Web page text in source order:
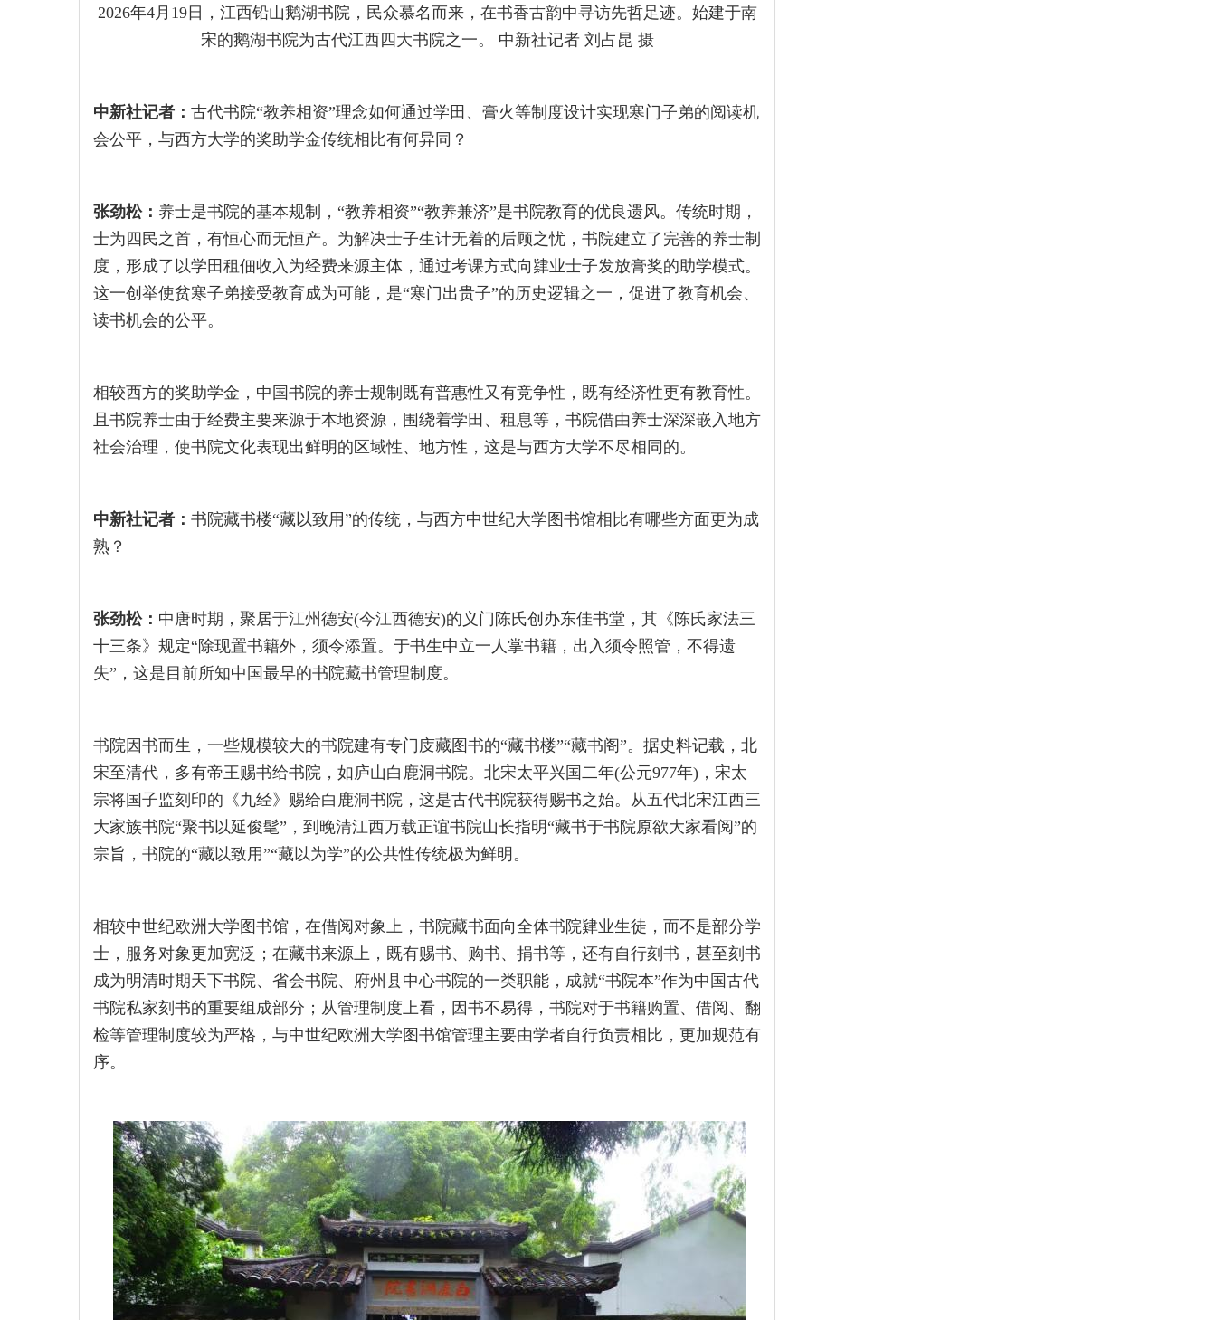
2026年4月19日，江西铅山鹅湖书院，民众慕名而来，在书香古韵中寻访先哲足迹。始建于南
宋的鹅湖书院为古代江西四大书院之一。 中新社记者 刘占昆 摄
中新社记者： 古代书院“教养相资”理念如何通过学田、膏火等制度设计实现寒门子弟的阅读机
会公平，与西方大学的奖助学金传统相比有何异同？
张劲松： 养士是书院的基本规制，“教养相资”“教养兼济”是书院教育的优良遗风。传统时期，
士为四民之首，有恒心而无恒产。为解决士子生计无着的后顾之忧，书院建立了完善的养士制
度，形成了以学田租佃收入为经费来源主体，通过考课方式向肄业士子发放膏奖的助学模式。
这一创举使贫寒子弟接受教育成为可能，是“寒门出贵子”的历史逻辑之一，促进了教育机会、
读书机会的公平。
相较西方的奖助学金，中国书院的养士规制既有普惠性又有竞争性，既有经济性更有教育性。
且书院养士由于经费主要来源于本地资源，围绕着学田、租息等，书院借由养士深深嵌入地方
社会治理，使书院文化表现出鲜明的区域性、地方性，这是与西方大学不尽相同的。
中新社记者： 书院藏书楼“藏以致用”的传统，与西方中世纪大学图书馆相比有哪些方面更为成
熟？
张劲松： 中唐时期，聚居于江州德安(今江西德安)的义门陈氏创办东佳书堂，其《陈氏家法三
十三条》规定“除现置书籍外，须令添置。于书生中立一人掌书籍，出入须令照管，不得遗
失”，这是目前所知中国最早的书院藏书管理制度。
书院因书而生，一些规模较大的书院建有专门庋藏图书的“藏书楼”“藏书阁”。据史料记载，北
宋至清代，多有帝王赐书给书院，如庐山白鹿洞书院。北宋太平兴国二年(公元977年)，宋太
宗将国子监刻印的《九经》赐给白鹿洞书院，这是古代书院获得赐书之始。从五代北宋江西三
大家族书院“聚书以延俊髦”，到晚清江西万载正谊书院山长指明“藏书于书院原欲大家看阅”的
宗旨，书院的“藏以致用”“藏以为学”的公共性传统极为鲜明。
相较中世纪欧洲大学图书馆，在借阅对象上，书院藏书面向全体书院肄业生徒，而不是部分学
士，服务对象更加宽泛；在藏书来源上，既有赐书、购书、捐书等，还有自行刻书，甚至刻书
成为明清时期天下书院、省会书院、府州县中心书院的一类职能，成就“书院本”作为中国古代
书院私家刻书的重要组成部分；从管理制度上看，因书不易得，书院对于书籍购置、借阅、翻
检等管理制度较为严格，与中世纪欧洲大学图书馆管理主要由学者自行负责相比，更加规范有
序。